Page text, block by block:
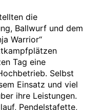
die
Ballwurf und dem
Warrior“
Tag eine
Selbst
Einsatz und viel
ihre Leistungen.
Pendelstafette,